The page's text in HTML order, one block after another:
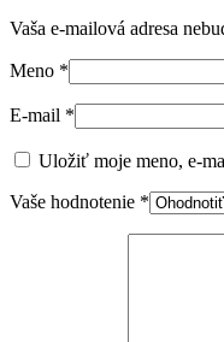
Vaša e-mailová adresa
Meno *
E-mail *
Uložiť moje meno, e-
Vaše hodnotenie *